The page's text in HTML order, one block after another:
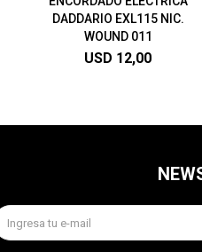
DADDARIO EXL115 NIC.
WOUND 011
USD 12,00